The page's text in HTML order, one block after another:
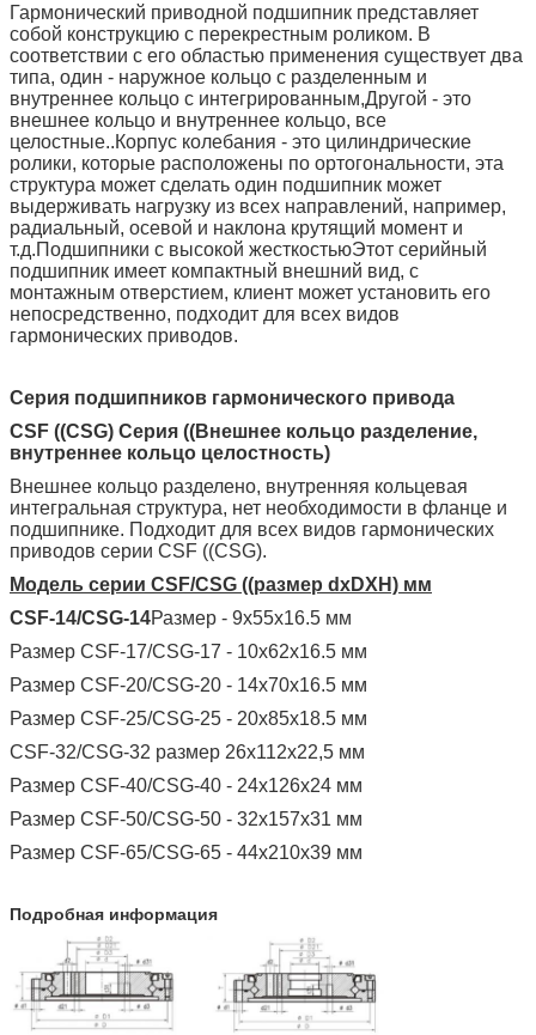
Гармонический приводной подшипник представляет
собой конструкцию с перекрестным роликом. В
соответствии с его областью применения существует два
типа, один - наружное кольцо с разделенным и
внутреннее кольцо с интегрированным,Другой - это
внешнее кольцо и внутреннее кольцо, все
целостные..Корпус колебания - это цилиндрические
ролики, которые расположены по ортогональности, эта
структура может сделать один подшипник может
выдерживать нагрузку из всех направлений, например,
радиальный, осевой и наклона крутящий момент и
т.д.Подшипники с высокой жесткостьюЭтот серийный
подшипник имеет компактный внешний вид, с
монтажным отверстием, клиент может установить его
непосредственно, подходит для всех видов
гармонических приводов.
Серия подшипников гармонического привода
CSF ((CSG) Серия ((Внешнее кольцо разделение,
внутреннее кольцо целостность)
Внешнее кольцо разделено, внутренняя кольцевая
интегральная структура, нет необходимости в фланце и
подшипнике. Подходит для всех видов гармонических
приводов серии CSF ((CSG).
Модель серии CSF/CSG ((размер dxDXH) мм
CSF-14/CSG-14Размер - 9x55x16.5 мм
Размер CSF-17/CSG-17 - 10x62x16.5 мм
Размер CSF-20/CSG-20 - 14x70x16.5 мм
Размер CSF-25/CSG-25 - 20x85x18.5 мм
CSF-32/CSG-32 размер 26x112x22,5 мм
Размер CSF-40/CSG-40 - 24x126x24 мм
Размер CSF-50/CSG-50 - 32x157x31 мм
Размер CSF-65/CSG-65 - 44x210x39 мм
Подробная информация